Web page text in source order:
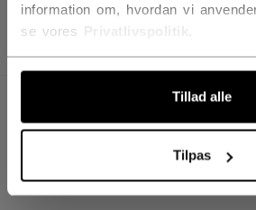
information om, hvordan vi
se vores
.
Tillad alle
Tilpas
PRODUKTBILLEDER
SPECIFIKATIONER
BTPRO32-
SKU